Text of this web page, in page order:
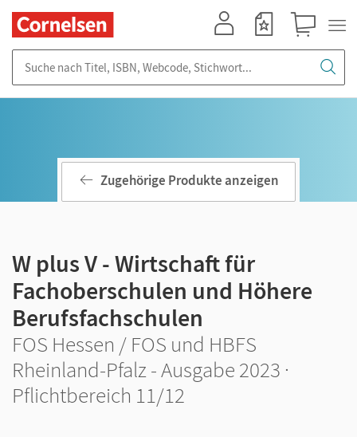
Zugehörige Produkte anzeigen
W plus V - Wirtschaft für
Fachoberschulen und Höhere
Berufsfachschulen
FOS Hessen / FOS und HBFS
Rheinland-Pfalz - Ausgabe 2023 ·
Pflichtbereich 11/12